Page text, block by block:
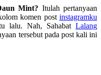
Mint? Itulah pertanyaan
komen post instagramku
lalu. Nah, Sahabat Lalang
tersebut pada post kali ini